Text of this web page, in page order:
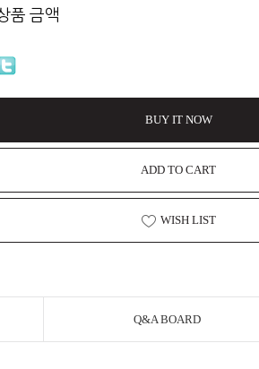
품 금액
BUY IT NOW
ADD TO CART
WISH LIST
Q&A BOARD